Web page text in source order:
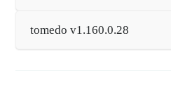
tomedo v1.160.0.28